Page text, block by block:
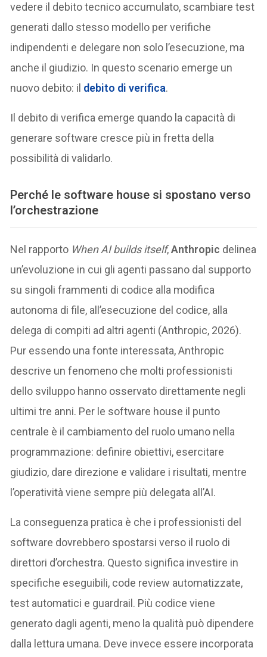
vedere il debito tecnico accumulato, scambiare test
generati dallo stesso modello per verifiche
indipendenti e delegare non solo l’esecuzione, ma
anche il giudizio. In questo scenario emerge un
nuovo debito: il debito di verifica.
Il debito di verifica emerge quando la capacità di
generare software cresce più in fretta della
possibilità di validarlo.
Perché le software house si spostano verso
l’orchestrazione
Nel rapporto When AI builds itself,Anthropic delinea
un’evoluzione in cui gli agenti passano dal supporto
su singoli frammenti di codice alla modifica
autonoma di file, all’esecuzione del codice, alla
delega di compiti ad altri agenti (Anthropic, 2026).
Pur essendo una fonte interessata, Anthropic
descrive un fenomeno che molti professionisti
dello sviluppo hanno osservato direttamente negli
ultimi tre anni. Per le software house il punto
centrale è il cambiamento del ruolo umano nella
programmazione: definire obiettivi, esercitare
giudizio, dare direzione e validare i risultati, mentre
l’operatività viene sempre più delegata all’AI.
La conseguenza pratica è che i professionisti del
software dovrebbero spostarsi verso il ruolo di
direttori d’orchestra. Questo significa investire in
specifiche eseguibili, code review automatizzate,
test automatici e guardrail. Più codice viene
generato dagli agenti, meno la qualità può dipendere
dalla lettura umana. Deve invece essere incorporata